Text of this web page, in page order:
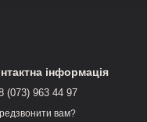
продуктів, щоб
інформація
(073) 963 44 97
вам?